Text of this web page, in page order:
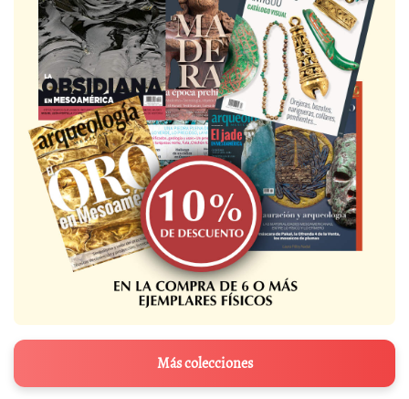
Más colecciones